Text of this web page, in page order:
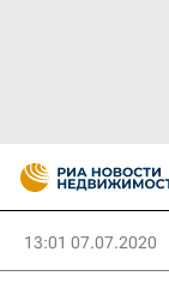
13:01 07.07.2020